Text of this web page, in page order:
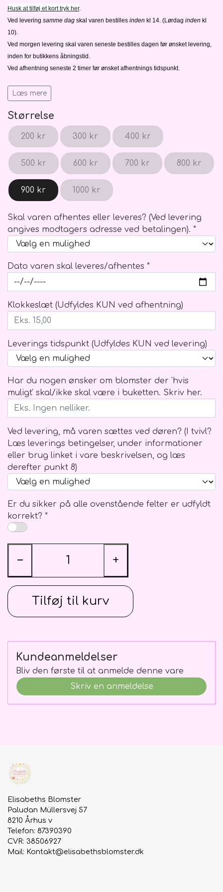
Blomster Abonnementer
Husk at tilføj et kort tryk her.
Ved levering samme dag skal varen bestilles inden kl 14. (Lørdag inden kl
10).
Ved morgen levering skal varen seneste bestilles dagen før ønsket levering,
inden for butikkens åbningstid.
Ved afhentning seneste 2 timer før ønsket afhentnings tidspunkt.
herunder hvis der er særlige ønsker til bukettens indhold.
tvivl så, tøv ikke med at
Læs mere
Størrelse
200 kr 300 kr 400 kr
500 kr 600 kr 700 kr 800 kr
900 kr 1000 kr
Skal varen afhentes eller leveres? (Ved levering
angives modtagers adresse ved betalingen). *
Dato varen skal leveres/afhentes *
Klokkeslæt (Udfyldes KUN ved afhentning)
Leverings tidspunkt (Udfyldes KUN ved levering)
Har du nogen ønsker om blomster der 'hvis
muligt' skal/ikke skal være i buketten. Skriv her.
Ved levering, må varen sættes ved døren? (I tvivl?
Læs leverings betingelser, under informationer
eller brug linket i vare beskrivelsen, og læs
derefter punkt 8)
Er du sikker på alle ovenstående felter er udfyldt
korrekt? *
− +
Tilføj til kurv
Kundeanmeldelser
Bliv den første til at anmelde denne vare
Skriv en anmeldelse
Elisabeths Blomster
Paludan Müllersvej 57
8210 Århus v
Telefon: 87390390
CVR: 38506927
Mail: Kontakt@elisabethsblomster.dk